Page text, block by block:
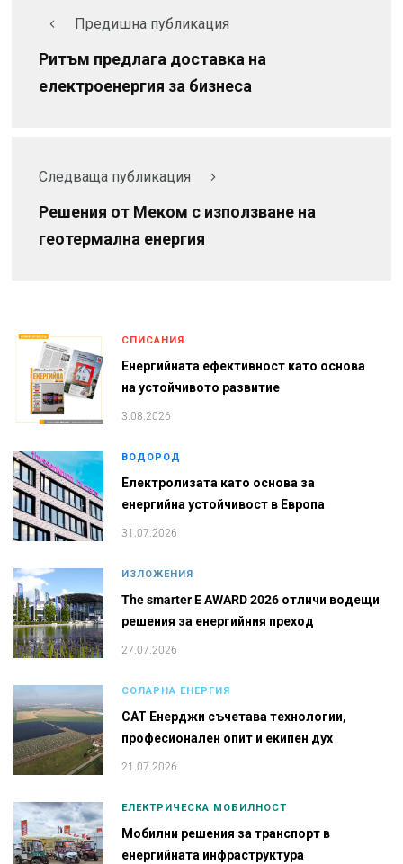
Предишна публикация
Ритъм предлага доставка на
електроенергия за бизнеса
Следваща публикация
Решения от Меком с използване на
геотермална енергия
СПИСАНИЯ
Енергийната ефективност като основа
на устойчивото развитие
3.08.2026
ВОДОРОД
Електролизата като основа за
енергийна устойчивост в Европа
31.07.2026
ИЗЛОЖЕНИЯ
The smarter E AWARD 2026 отличи водещи
решения за енергийния преход
27.07.2026
СОЛАРНА ЕНЕРГИЯ
САТ Енерджи съчетава технологии,
професионален опит и екипен дух
21.07.2026
ЕЛЕКТРИЧЕСКА МОБИЛНОСТ
Мобилни решения за транспорт в
енергийната инфраструктура